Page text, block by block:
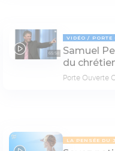
65:58
VIDÉO PORTE
Samuel
du
Porte Ouverte
LA PENSÉE DU